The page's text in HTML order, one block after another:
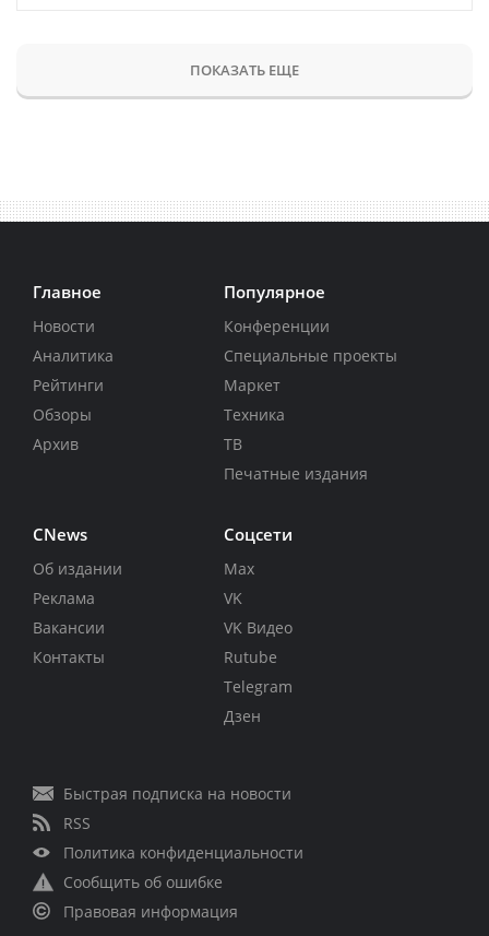
ПОКАЗАТЬ ЕЩЕ
Главное
Новости
Аналитика
Рейтинги
Обзоры
Архив
Популярное
Конференции
Специальные проекты
Маркет
Техника
ТВ
Печатные издания
CNews
Об издании
Реклама
Вакансии
Контакты
Соцсети
Max
VK
VK Видео
Rutube
Telegram
Дзен
Быстрая подписка на новости
RSS
Политика конфиденциальности
Сообщить об ошибке
Правовая информация